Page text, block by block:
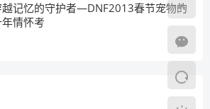
越记忆的守护者—DNF2013春节宠物的
情怀考